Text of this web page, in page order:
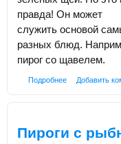
правда! Он может
служить основой
разных блюд.
пирог со щавелем.
Подробнее Добавить
Пироги с